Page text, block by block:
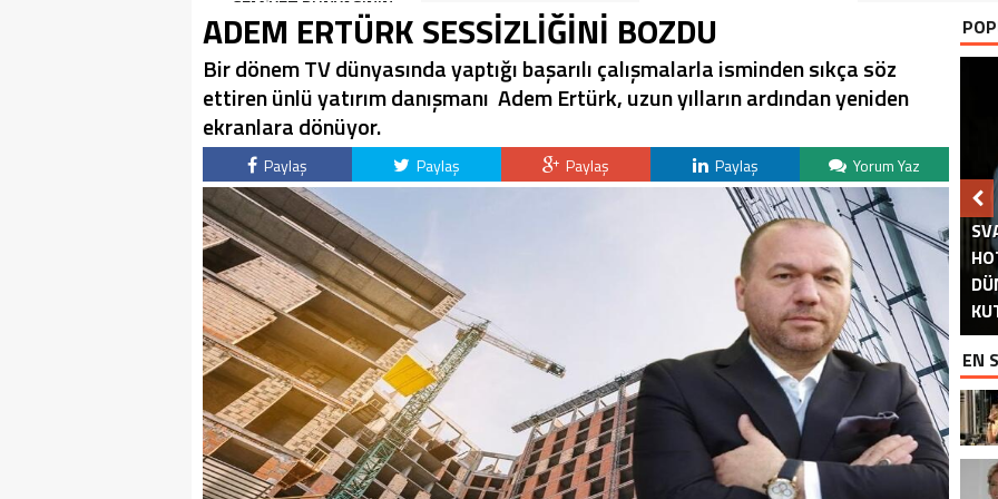
CEMİYET DÜNYASININ
ÜNLÜ İSİMLERİYLE
KUTLADI!
ADEM ERTÜRK SESSİZLİĞİNİ BOZDU
Bir dönem TV dünyasında yaptığı başarılı çalışmalarla isminden sıkça söz
ettiren ünlü yatırım danışmanı Adem Ertürk, uzun yılların ardından yeniden
ekranlara dönüyor.
Paylaş Paylaş Paylaş Paylaş Yorum Yaz
EN